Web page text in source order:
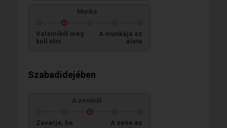
Munka
Valamiből meg
kell élni
A munkája az
élete
Szabadidejében
A zenéről
Zavarja, ha
A zene az